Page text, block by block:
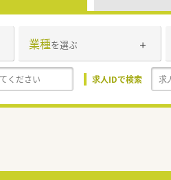
業種を選ぶ
求人IDで検索